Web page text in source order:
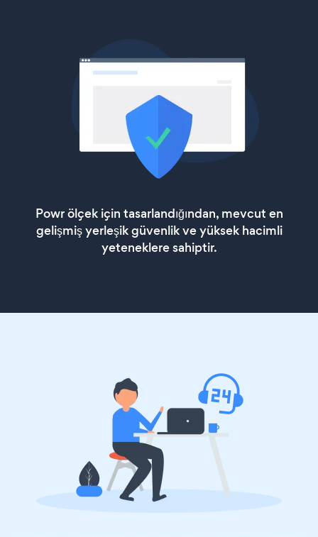
Powr ölçek için tasarlandığından, mevcut en
gelişmiş yerleşik güvenlik ve yüksek hacimli
yeteneklere sahiptir.